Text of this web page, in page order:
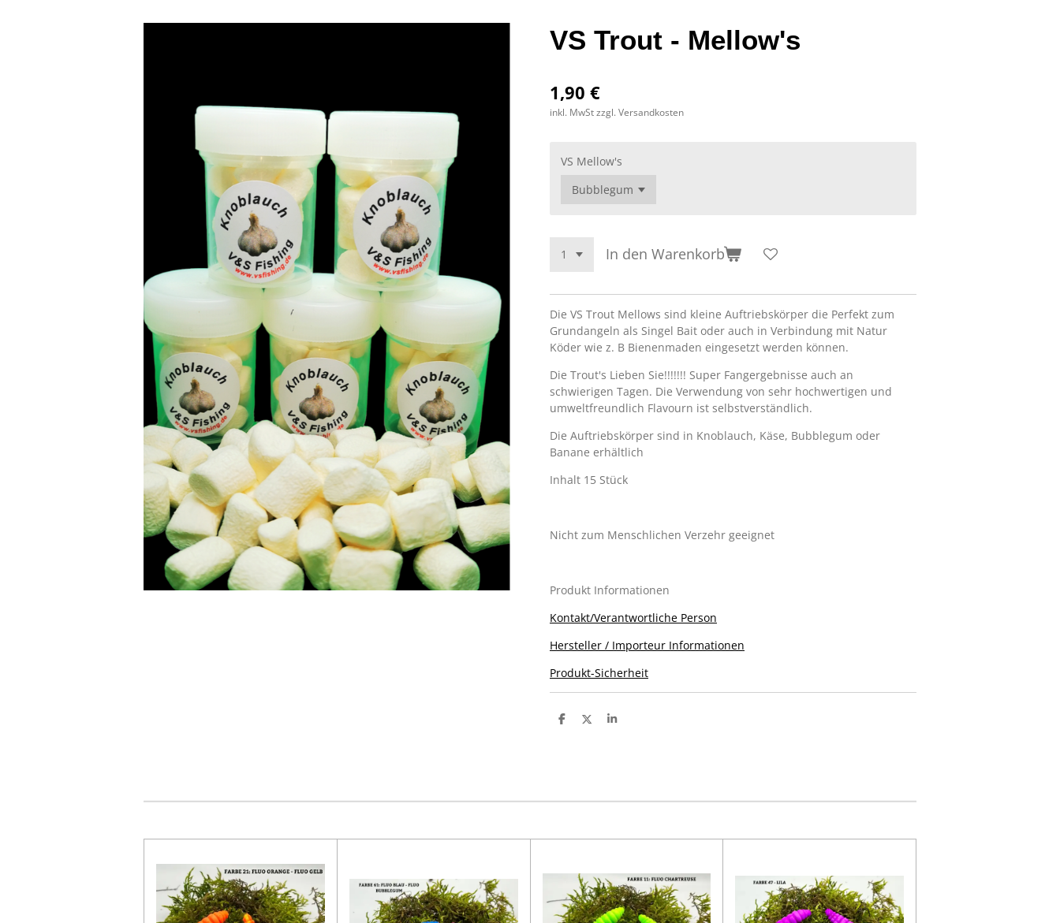
VS Trout - Mellow's
1,90 €
inkl. MwSt zzgl. Versandkosten
VS Mellow's
In den Warenkorb
Die VS Trout Mellows sind kleine Auftriebskörper die Perfekt zum
Grundangeln als Singel Bait oder auch in Verbindung mit Natur
Köder wie z. B Bienenmaden eingesetzt werden können.
Die Trout's Lieben Sie!!!!!!! Super Fangergebnisse auch an
schwierigen Tagen. Die Verwendung von sehr hochwertigen und
umweltfreundlich Flavourn ist selbstverständlich.
Die Auftriebskörper sind in Knoblauch, Käse, Bubblegum oder
Banane erhältlich
Inhalt 15 Stück
Nicht zum Menschlichen Verzehr geeignet
Produkt Informationen
Kontakt/Verantwortliche Person
Hersteller / Importeur Informationen
Produkt-Sicherheit
T
T
T